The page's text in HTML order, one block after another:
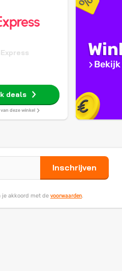
deals
van deze winkel
Inschrijven
akkoord met de voorwaarden.